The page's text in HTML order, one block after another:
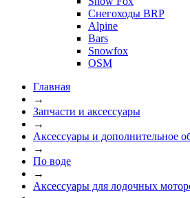
Снегоходы BRP
Alpine
Bars
Snowfox
OSM
Главная
→
Запчасти и аксессуары
→
Аксессуары и дополнительное
→
По воде
→
Аксессуары для лодочных